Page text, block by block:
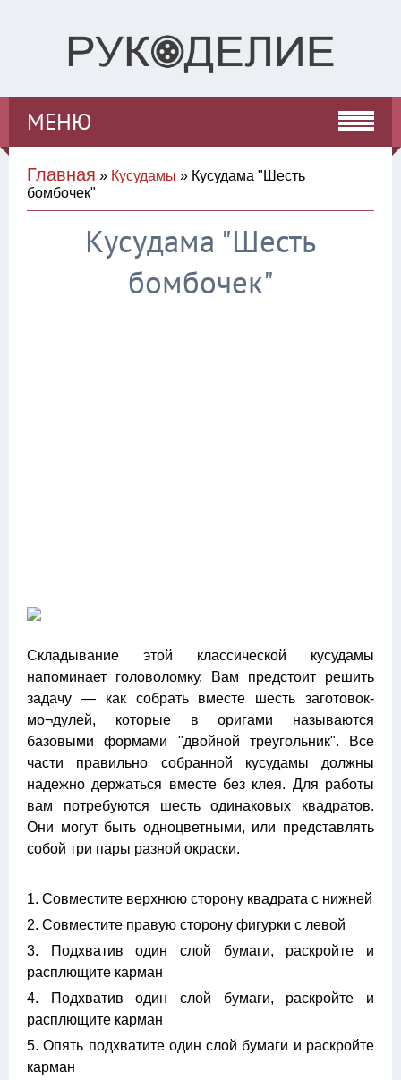
МЕНЮ
Главная » Кусудамы » Кусудама "Шесть
бомбочек"
Кусудама "Шесть
бомбочек"
Складывание этой классической кусудамы
напоминает головоломку. Вам предстоит решить
задачу — как собрать вместе шесть заготовок-
мо¬дулей, которые в оригами называются
базовыми формами "двойной треугольник". Все
части правильно собранной кусудамы должны
надежно держаться вместе без клея. Для работы
вам потребуются шесть одинаковых квадратов.
Они могут быть одноцветными, или представлять
собой три пары разной окраски.
1. Совместите верхнюю сторону квадрата с нижней
2. Совместите правую сторону фигурки с левой
3. Подхватив один слой бумаги, раскройте и
расплющите карман
4. Подхватив один слой бумаги, раскройте и
расплющите карман
5. Опять подхватите один слой бумаги и раскройте
карман